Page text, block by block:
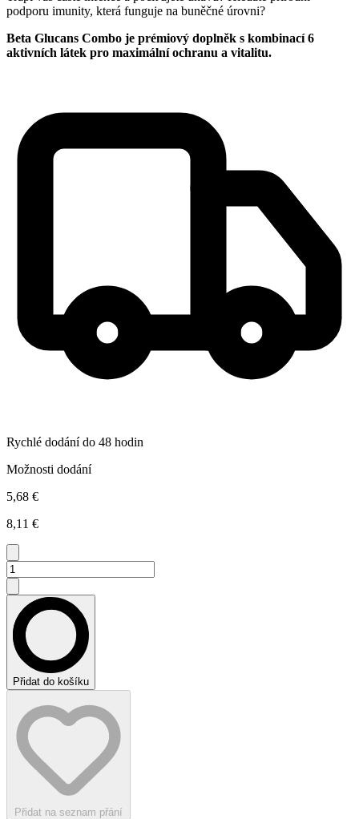
podporu imunity, která funguje na buněčné úrovni?
Beta Glucans Combo je prémiový doplněk s kombinací 6
aktivních látek pro maximální ochranu a vitalitu.
Rychlé dodání do 48 hodin
Možnosti dodání
5,68 €
8,11 €
Přidat do košíku
Přidat na seznam přání